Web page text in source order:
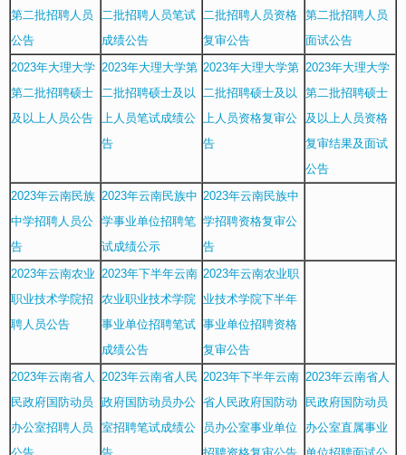
第二批招聘人员
公告
二批招聘人员笔试
成绩公告
二批招聘人员资格
复审公告
第二批招聘人员
面试公告
2023年大理大学
第二批招聘硕士
及以上人员公告
2023年大理大学第
二批招聘硕士及以
上人员笔试成绩公
告
2023年大理大学第
二批招聘硕士及以
上人员资格复审公
告
2023年大理大学
第二批招聘硕士
及以上人员资格
复审结果及面试
公告
2023年云南民族
中学招聘人员公
告
2023年云南民族中
学事业单位招聘笔
试成绩公示
2023年云南民族中
学招聘资格复审公
告
2023年云南农业
职业技术学院招
聘人员公告
2023年下半年云南
农业职业技术学院
事业单位招聘笔试
成绩公告
2023年云南农业职
业技术学院下半年
事业单位招聘资格
复审公告
2023年云南省人
民政府国防动员
办公室招聘人员
2023年云南省人民
政府国防动员办公
室招聘笔试成绩公
2023年下半年云南
省人民政府国防动
员办公室事业单位
2023年云南省人
民政府国防动员
办公室直属事业